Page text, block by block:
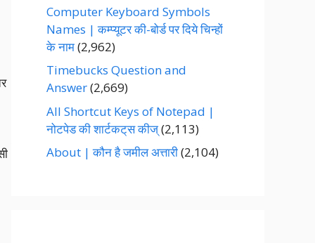
Computer Keyboard Symbols
Names | कम्प्यूटर की-बोर्ड पर दिये चिन्हों
के नाम(2,962)
Timebucks Question and
Answer(2,669)
All Shortcut Keys of Notepad |
नोटपेड की शार्टकट्‌स कीज्‌(2,113)
About | कौन है जमील अत्तारी(2,104)